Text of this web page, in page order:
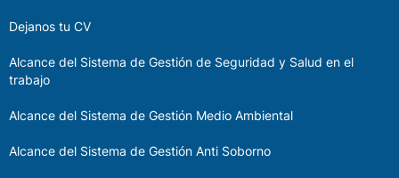
Dejanos tu CV
Alcance del Sistema de Gestión de Seguridad y Salud en el
trabajo
Alcance del Sistema de Gestión Medio Ambiental
Alcance del Sistema de Gestión Anti Soborno